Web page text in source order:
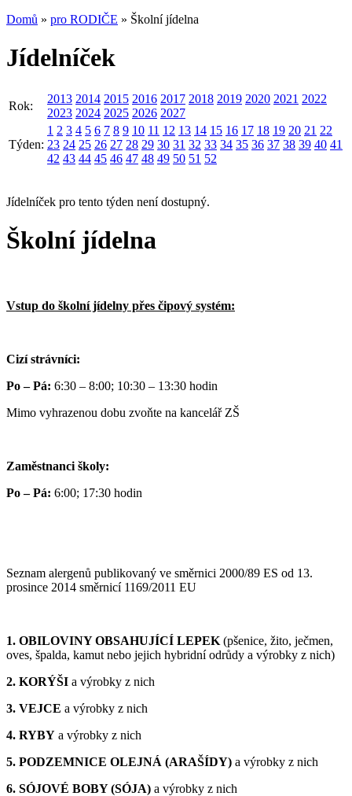
Domů » pro RODIČE » Školní jídelna
Jídelníček
Rok:
2013 2014 2015 2016 2017 2018 2019 2020 2021 2022
2023 2024 2025 2026 2027
Týden:
1 2 3 4 5 6 7 8 9 10 11 12 13 14 15 16 17 18 19 20 21 22
23 24 25 26 27 28 29 30 31 32 33 34 35 36 37 38 39 40 41
42 43 44 45 46 47 48 49 50 51 52
Jídelníček pro tento týden není dostupný.
Školní jídelna
Vstup do školní jídelny přes čipový systém:
Cizí strávníci:
Po – Pá: 6:30 – 8:00; 10:30 – 13:30 hodin
Mimo vyhrazenou dobu zvoňte na kancelář ZŠ
Zaměstnanci školy:
Po – Pá: 6:00; 17:30 hodin
Seznam alergenů publikovaný ve směrnici 2000/89 ES od 13.
prosince 2014 směrnicí 1169/2011 EU
1. OBILOVINY OBSAHUJÍCÍ LEPEK (pšenice, žito, ječmen,
oves, špalda, kamut nebo jejich hybridní odrůdy a výrobky z nich)
2. KORÝŠI a výrobky z nich
3. VEJCE a výrobky z nich
4. RYBY a výrobky z nich
5. PODZEMNICE OLEJNÁ (ARAŠÍDY) a výrobky z nich
6. SÓJOVÉ BOBY (SÓJA) a výrobky z nich